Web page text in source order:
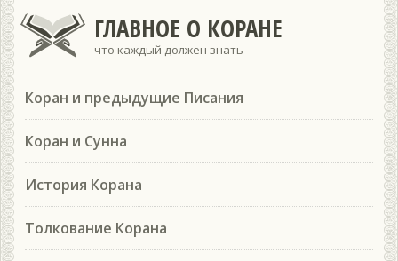
ГЛАВНОЕ О КОРАНЕ
что каждый должен знать
Коран и предыдущие Писания
Коран и Сунна
История Корана
Толкование Корана